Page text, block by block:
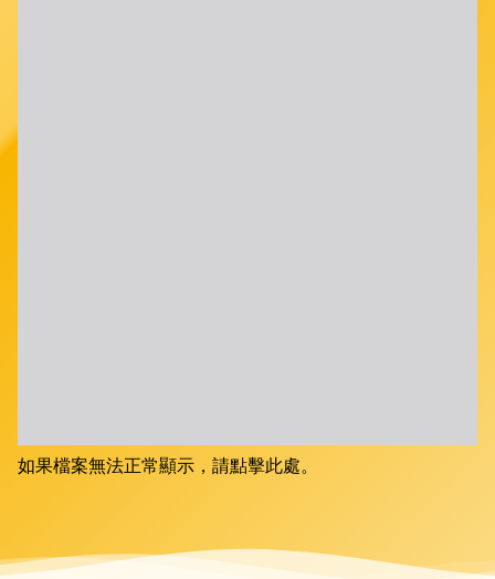
如果檔案無法正常顯示，請點擊此處。